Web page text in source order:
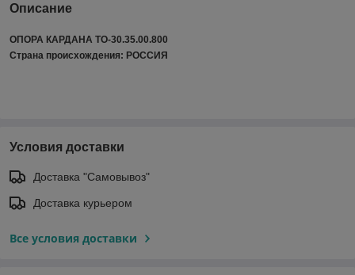
Описание
ОПОРА КАРДАНА ТО-30.35.00.800
Страна происхождения: РОССИЯ
Условия доставки
Доставка "Самовывоз"
Доставка курьером
Все условия доставки